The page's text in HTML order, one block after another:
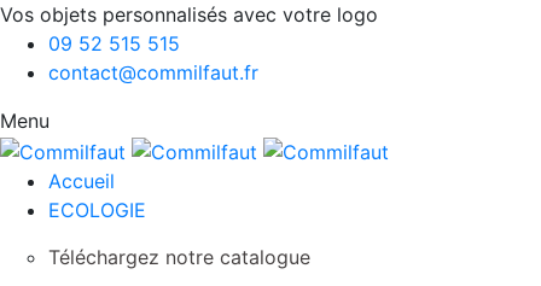
Vos objets personnalisés avec votre logo
09 52 515 515
contact@commilfaut.fr
Menu
Accueil
ECOLOGIE
Téléchargez notre catalogue